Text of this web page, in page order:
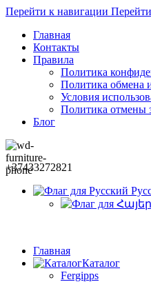
Перейти к навигации
Главная
Контакты
Правила
Политика
Политика обмена
Условия
Политика отмены
Блог
+37433272821
Главная
Каталог
Fergipps